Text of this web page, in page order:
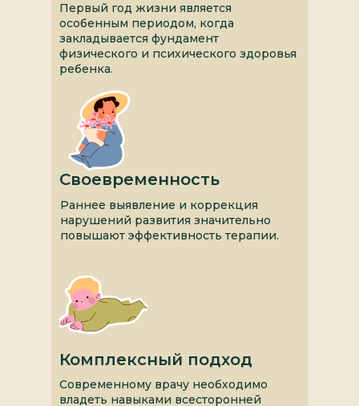
Раннее выявление и коррекция
нарушений развития значительно
повышают эффективность терапии.
Своевременность
Первый год жизни является
особенным периодом, когда
закладывается фундамент
физического и психического здоровья
ребенка.
Комплексный подход
Современному врачу необходимо
владеть навыками всесторонней